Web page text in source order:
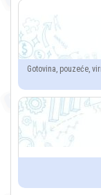
Gotovina, pouzeće,